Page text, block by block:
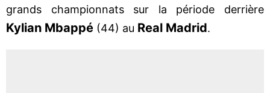
grands championnats sur la période derrière
Kylian Mbappé (44) au Real Madrid.